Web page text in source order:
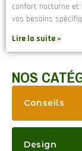
confort nocturne et
vos besoins
Lire la suite »
NOS
Conseils
Design